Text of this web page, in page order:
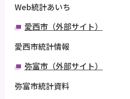
Web統計あいち
愛西市（外部サイト）
愛西市統計情報
弥富市（外部サイト）
弥富市統計資料